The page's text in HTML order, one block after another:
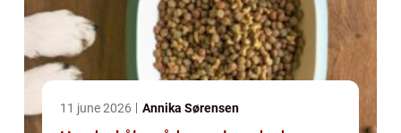
11 june 2026 Annika Sørensen